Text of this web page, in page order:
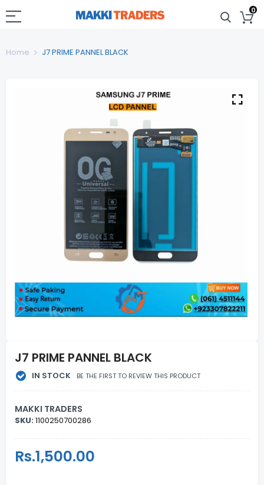
0
Home J7 PRIME PANNEL BLACK
J7 PRIME PANNEL BLACK
IN STOCK BE THE FIRST TO REVIEW THIS PRODUCT
MAKKI TRADERS
SKU:1100250700286
Regular
Price
Rs.1,500.00